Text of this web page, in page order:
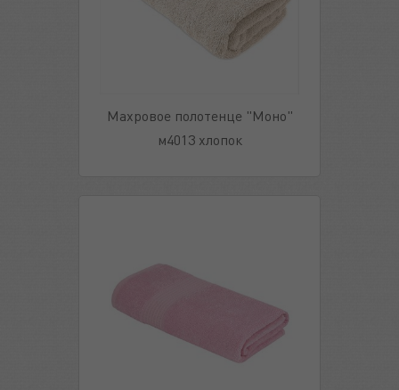
Махровое полотенце "Моно"
м4013 хлопок